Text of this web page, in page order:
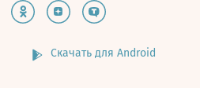
Скачать для Android